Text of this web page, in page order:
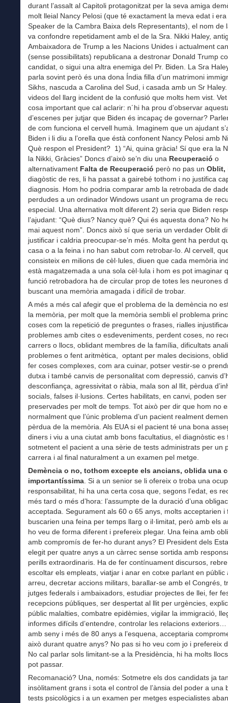
durant l’assalt al Capitoli protagonitzat per la seva amiga
molt lleial Nancy Pelosi (que té exactament la meva edat i
Speaker de la Cambra Baixa dels Representants), el nom de
va confondre repetidament amb el de la Sra. Nikki Haley,
Ambaixadora de Trump a les Nacions Unides i actualment
(sense possibilitats) republicana a destronar Donald Trump
candidat, o sigui una altra enemiga del Pr. Biden. La Sra
parla sovint però és una dona Índia filla d’un matrimoni
Sikhs, nascuda a Carolina del Sud, i casada amb un Sr
videos del llarg incident de la confusió que molts hem vist.
cosa important que cal aclarir: n´hi ha prou d’observar
d’escenes per jutjar que Biden és incapaç de governar?
de com funciona el cervell humà. Imaginem que un ajudant
Biden i li diu a l’orella que éstà confonent Nancy Pelosi amb
Què respon el President? 1) “Ai, quina gràcia! Sí que era la
la Nikki, Gràcies” Doncs d’això se’n diu una Recuperació o
alternativament Falta de Recuperació però no pas un Oblit,
diagòstic de res, li ha passat a gairebé tothom i no justifica
diagnosis. Hom ho podria comparar amb la retrobada de
perdudes a un ordinador Windows usant un programa de
especial. Una alternativa molt diferent 2) seria que Biden
l’ajudant: “Què dius? Nancy què? Qui és aquesta dona? No
mai aquest nom”. Doncs això sí que seria un verdader Oblit
justificar i caldria preocupar-se’n més. Molta gent ha perdut
casa o a la feina i no han sabut com retrobar-lo. Al cervell,
consisteix en milions de cèl·lules, diuen que cada memòria
està magatzemada a una sola cèl·lula i hom es pot imaginar
funció retrobadora ha de circular prop de totes les neurones
buscant una memòria amagada i difícil de trobar.
A més a més cal afegir que el problema de la demència no
la memòria, per molt que la memòria sembli el problema
coses com la repetició de preguntes o frases, rialles
problemes amb cites o esdeveniments, perdent coses, no
carrers o llocs, oblidant membres de la família, dificultats
problemes o fent aritmètica, optant per males decisions,
fer coses complexes, com ara cuinar, potser vestir-se o
dutxa i també canvis de personalitat com depressió, canvis
desconfiança, agressivitat o ràbia, mala son al llit, pèrdua
socials, falses il·lusions. Certes habilitats, en canvi, poden ser
preservades per molt de temps. Tot això per dir que hom no
normalment que l’únic problema d’un pacient realment
pèrdua de la memòria. Als EUA si el pacient té una bona
diners i viu a una ciutat amb bons facultatius, el diagnòstic es
sotmetent el pacient a una sèrie de tests administrats per un
carrera i al final naturalment a un examen pel metge.
Demència o no, tothom excepte els ancians, oblida una
importantíssima . Si a un senior se li ofereix o troba una
responsabilitat, hi ha una certa cosa que, segons l’edat, es
més tard o més d’hora: l’assumpte de la duració d’una
acceptada. Segurament als 60 o 65 anys, molts acceptarien i
buscarien una feina per temps llarg o il·limitat, però amb els
ho veu de forma diferent i prefereix plegar. Una feina amb
amb compromís de fer-ho durant anys? El President dels
elegit per quatre anys a un càrrec sense sortida amb
perills extraordinaris. Ha de fer contínuament discursos,
escoltar els empleats, viatjar i anar en cotxe parlant en públic
arreu, decretar accions militars, barallar-se amb el Congrés,
jutges federals i ambaixadors, estudiar projectes de llei, fer
recepcions públiques, ser despertat al llit per urgències,
públic malalties, combatre epidèmies, vigilar la immigració,
informes difícils d’entendre, controlar les relacions
amb seny i més de 80 anys a l’esquena, acceptaria
això durant quatre anys? No pas si ho veu com jo i prefereix
No cal parlar sols limitant-se a la Presidència, hi ha molts
pot passar.
Recomanació? Una, només: Sotmetre els dos candidats ja
insòlitament grans i sota el control de l’ànsia del poder a una
tests psicològics i a un examen per metges especialistes